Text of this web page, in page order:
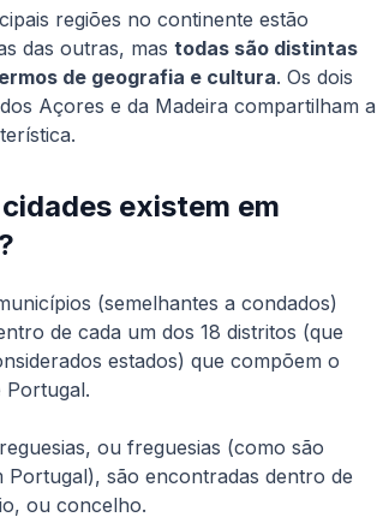
regiões no continente estão
das outras, mas todas são distintas
de geografia e cultura. Os dois
Açores e da Madeira compartilham a
existem em
(semelhantes a condados)
de cada um dos 18 distritos (que
estados) que compõem o
Portugal.
ou freguesias (como são
Portugal), são encontradas dentro de
ou concelho.